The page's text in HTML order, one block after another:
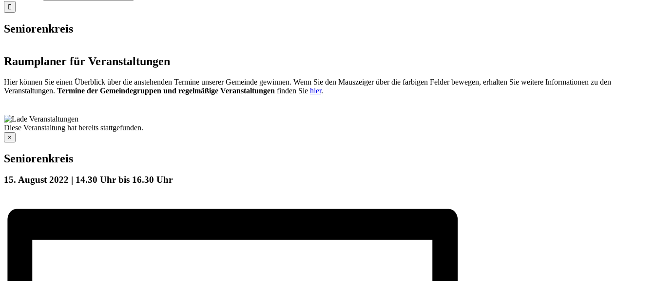
Seniorenkreis
Raumplaner für Veranstaltungen
Hier können Sie einen Überblick über die anstehenden Termine unserer Gemeinde gewinnen. Wenn Sie den Mauszeiger über die farbigen Felder bewegen, erhalten Sie weitere Informationen zu den
Veranstaltungen. Termine der Gemeindegruppen und regelmäßige Veranstaltungen finden Sie hier.
Diese Veranstaltung hat bereits stattgefunden.
×
Seniorenkreis
15. August 2022 | 14.30 Uhr bis 16.30 Uhr